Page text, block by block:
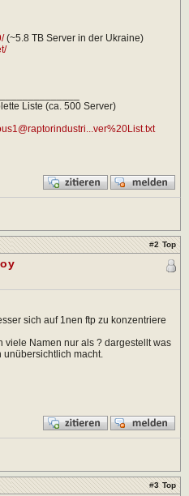
(~5.8 TB Server in der Ukraine)
Liste (ca. 500 Server)
%20List.txt
#2 Top
sich auf 1nen ftp zu konzentriere
viele Namen nur als ? dargestellt was
macht.
#3 Top